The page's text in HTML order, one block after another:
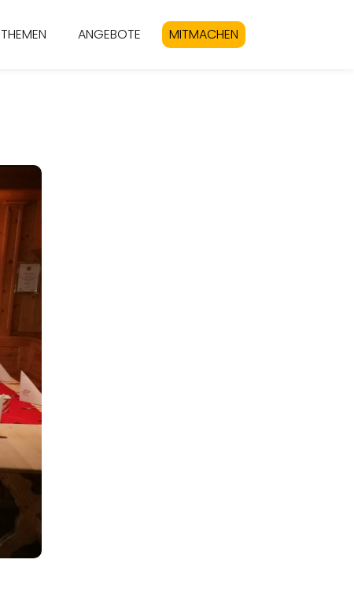
THEMEN ANGEBOTE MITMACHEN